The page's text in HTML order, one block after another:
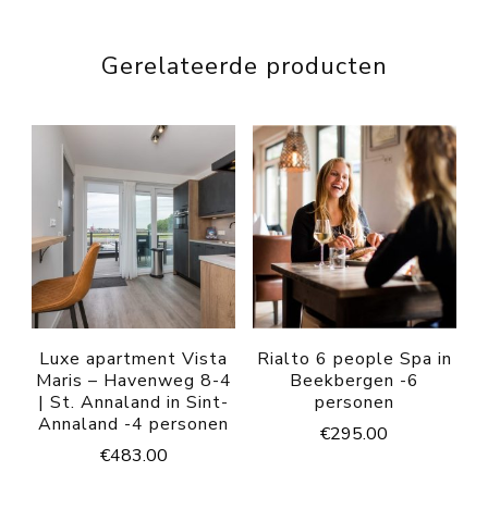
Gerelateerde producten
Luxe apartment Vista
Maris – Havenweg 8-4
| St. Annaland in Sint-
Annaland -4 personen
€483.00
Rialto 6 people Spa in
Beekbergen -6
personen
€295.00